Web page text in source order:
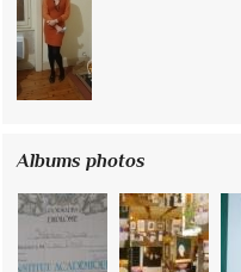
Albums photos